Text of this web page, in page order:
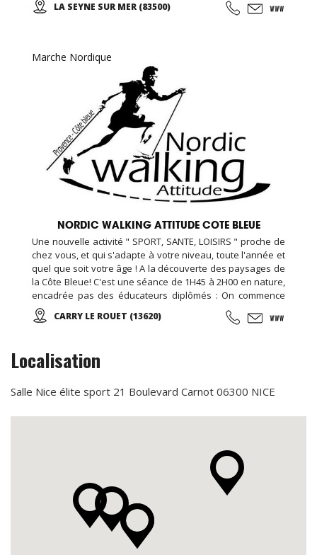
(taichi) peut s’exécuter de bien des manières différentes,
LA SEYNE SUR MER (83500)
Marche Nordique
NORDIC WALKING ATTITUDE COTE BLEUE
Une nouvelle activité " SPORT, SANTE, LOISIRS " proche de
chez vous, et qui s'adapte à votre niveau, toute l'année et
quel que soit votre âge ! A la découverte des paysages de
la Côte Bleue! C'est une séance de 1H45 à 2H00 en nature,
encadrée pas des éducateurs diplômés : On commence
par un échauffement musculaire et articulaire, puis place à
la marche et sa technique en alternant des phases plus
CARRY LE ROUET (13620)
Localisation
Salle Nice élite sport 21 Boulevard Carnot 06300 NICE